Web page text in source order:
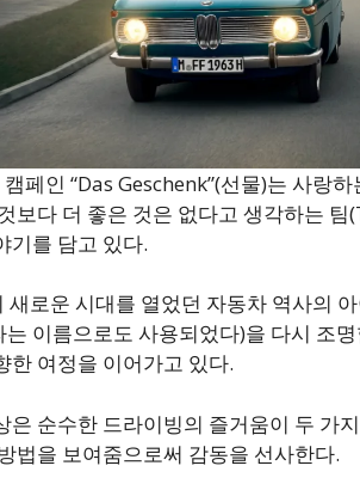
페인 “Das Geschenk”(선물)는 사랑
보다 더 좋은 것은 없다고 생각하는 팀
기를 담고 있다.
로운 시대를 열었던 자동차 역사의
이름으로도 사용되었다)을 다시 조
한 여정을 이어가고 있다.
은 순수한 드라이빙의 즐거움이 두 가
법을 보여줌으로써 감동을 선사한다.